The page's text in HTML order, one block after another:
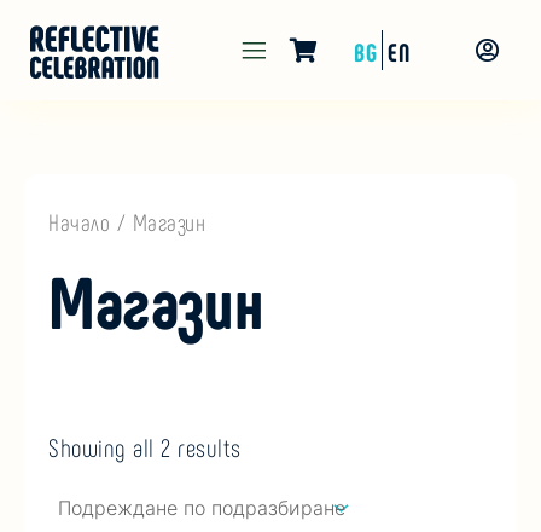
content
Main
BG EN
Начало / Магазин
Магазин
Showing all 2 results